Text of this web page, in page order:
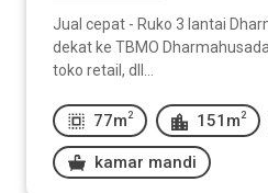
Jual cepat - Ruko 3 lantai
dekat ke TBMO
toko retail, dll...
77m 2 151m 2
kamar mandi